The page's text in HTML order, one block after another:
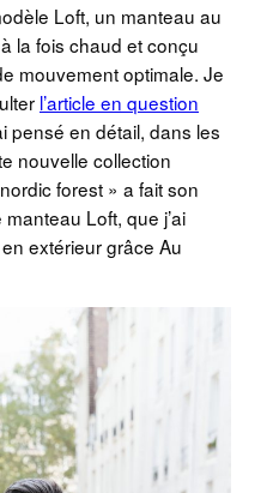
Loft, un manteau au
la fois chaud et conçu
mouvement optimale. Je
l’article en question
pensé en détail, dans les
nouvelle collection
forest » a fait son
Loft, que j’ai
extérieur grâce Au